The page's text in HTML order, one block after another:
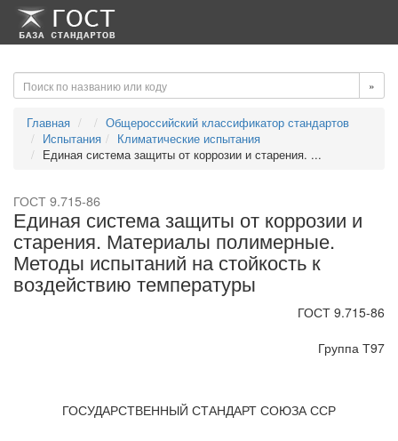
-->-->
»
Главная
Общероссийский классификатор стандартов
Испытания
Климатические испытания
Единая система защиты от коррозии и старения. ...
ГОСТ 9.715-86
Единая система защиты от коррозии и
старения. Материалы полимерные.
Методы испытаний на стойкость к
воздействию температуры
ГОСТ 9.715-86
Группа Т97
ГОСУДАРСТВЕННЫЙ СТАНДАРТ СОЮЗА ССР